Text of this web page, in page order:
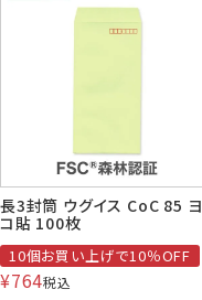
長3封筒 ウグイス CoC 85 ヨ
コ貼 100枚
10個お買い上げで10％OFF
¥764税込